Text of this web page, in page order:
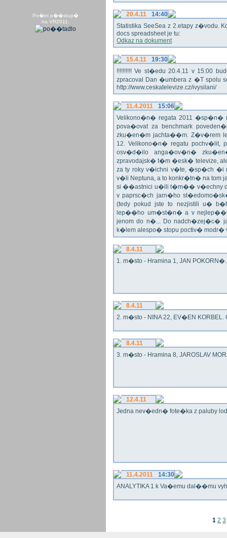
Po�et p��stup�
na VR2011:
20.4.11
14:40
Statistika SeeSea z 2.etapy z�vodu.
docs spreadsheet je tu:
Odkaz na dokument
15.4.11
19:30
!!!!!!!!!! Ve st�edu 20.4.11 v 15:00
zpracoval Dan �umbera z �T spolu
http://www.ceskatelevize.cz/ivysilani/
11.4.2011
15:06
Velikono�n� regata 2011 �sp�n�
pova�ovat za benchmark
zku�en�m jachta��m. Z�v�rem
12. Velikono�n� regatu
osv�d�ilo anga�ov�n�
zpravodajsk� t�m �esk� televize,
za ty roky v�ichni v�te, �sp�ch
v�li Neptuna, a to konkr�tn� na tom
si ��astnici u�ili t�m�� v�echny
v paprsc�ch jarn�ho
(tedy pokud jste to nezjistili u�
lep��ho um�st�n� a v
jenom do n�... Do nadch�zej�c�
k�lem alespo� stopu poctiv�
8.4.11
1. m�sto - Hramina 1, JAN
8.4.11
2. m�sto - NINA 22, EV�EN KORBEL.
8.4.11
3. m�sto - Hramina 8, JAROSLAV
12.4.11
Jedna nev�edn� fote�ka z paluby
11.4.2011
14:30
ANALYTIKA 1 k Va�emu dal��mu
1 2 3